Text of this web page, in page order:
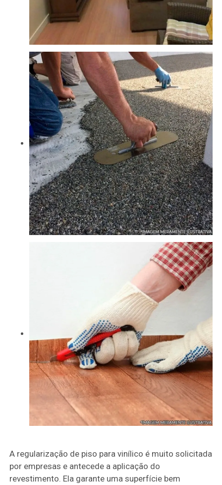
A regularização de piso para vinílico é muito solicitada
por empresas e antecede a aplicação do
revestimento. Ela garante uma superfície bem